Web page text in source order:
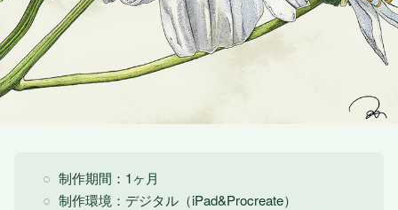
制作期間：1ヶ月
制作環境：デジタル（iPad&Procreate）